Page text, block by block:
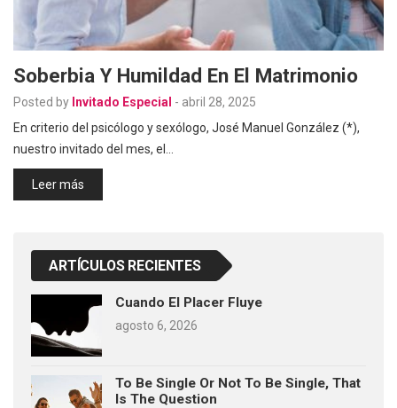
Soberbia Y Humildad En El Matrimonio
Posted by Invitado Especial - abril 28, 2025
En criterio del psicólogo y sexólogo, José Manuel González (*),
nuestro invitado del mes, el…
Leer más
ARTÍCULOS RECIENTES
Cuando El Placer Fluye
agosto 6, 2026
To Be Single Or Not To Be Single, That
Is The Question